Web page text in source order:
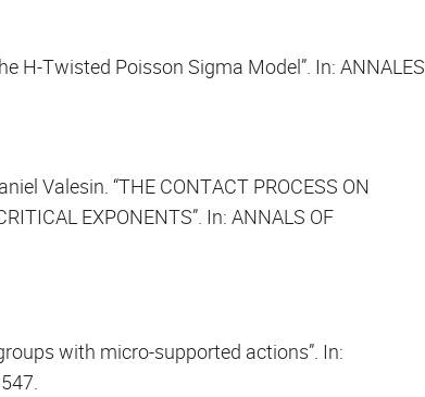
H-Twisted Poisson Sigma Model”. In: ANNALES
Valesin. “THE CONTACT PROCESS ON
EXPONENTS”. In: ANNALS OF
with micro-supported actions”. In: